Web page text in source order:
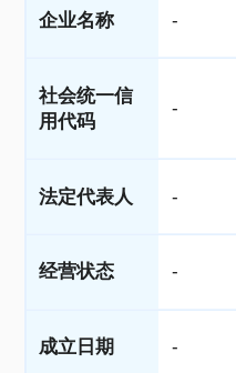
企业名称 -
社会统一信
用代码
-
法定代表人 -
经营状态 -
成立日期 -